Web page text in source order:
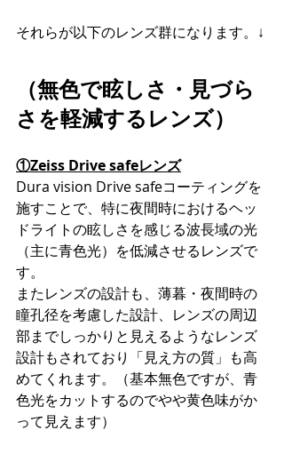
それらが以下のレンズ群になります。↓
（無色で眩しさ・見づら
さを軽減するレンズ）
①Zeiss Drive safeレンズ
Dura vision Drive safeコーティングを
施すことで、特に夜間時におけるヘッ
ドライトの眩しさを感じる波長域の光
（主に青色光）を低減させるレンズで
す。
またレンズの設計も、薄暮・夜間時の
瞳孔径を考慮した設計、レンズの周辺
部までしっかりと見えるようなレンズ
設計もされており「見え方の質」も高
めてくれます。（基本無色ですが、青
色光をカットするのでやや黄色味がか
って見えます）